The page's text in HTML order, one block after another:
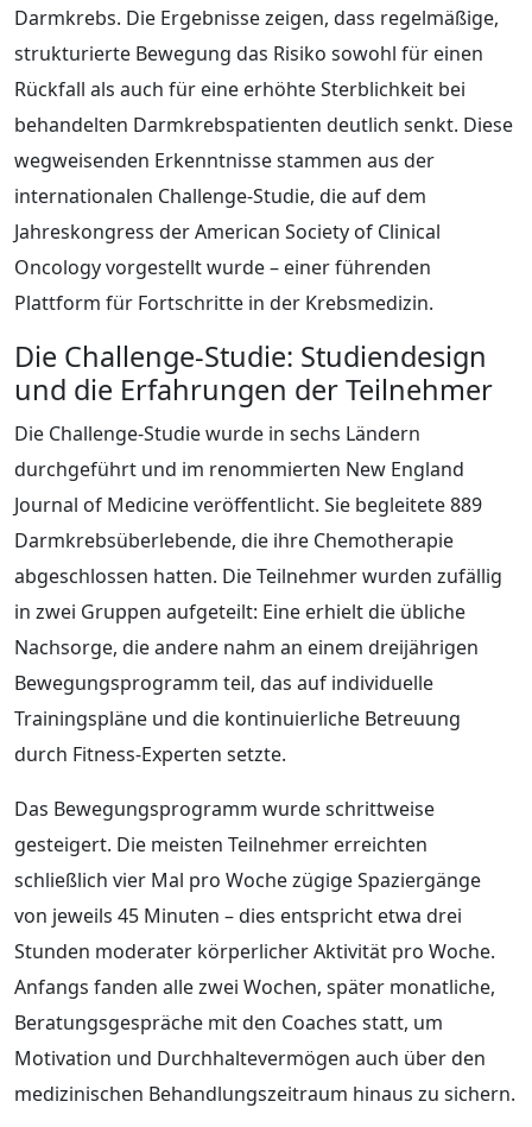
Darmkrebs. Die Ergebnisse zeigen, dass regelmäßige,
strukturierte Bewegung das Risiko sowohl für einen
Rückfall als auch für eine erhöhte Sterblichkeit bei
behandelten Darmkrebspatienten deutlich senkt. Diese
wegweisenden Erkenntnisse stammen aus der
internationalen Challenge-Studie, die auf dem
Jahreskongress der American Society of Clinical
Oncology vorgestellt wurde – einer führenden
Plattform für Fortschritte in der Krebsmedizin.
Die Challenge-Studie: Studiendesign
und die Erfahrungen der Teilnehmer
Die Challenge-Studie wurde in sechs Ländern
durchgeführt und im renommierten New England
Journal of Medicine veröffentlicht. Sie begleitete 889
Darmkrebsüberlebende, die ihre Chemotherapie
abgeschlossen hatten. Die Teilnehmer wurden zufällig
in zwei Gruppen aufgeteilt: Eine erhielt die übliche
Nachsorge, die andere nahm an einem dreijährigen
Bewegungsprogramm teil, das auf individuelle
Trainingspläne und die kontinuierliche Betreuung
durch Fitness-Experten setzte.
Das Bewegungsprogramm wurde schrittweise
gesteigert. Die meisten Teilnehmer erreichten
schließlich vier Mal pro Woche zügige Spaziergänge
von jeweils 45 Minuten – dies entspricht etwa drei
Stunden moderater körperlicher Aktivität pro Woche.
Anfangs fanden alle zwei Wochen, später monatliche,
Beratungsgespräche mit den Coaches statt, um
Motivation und Durchhaltevermögen auch über den
medizinischen Behandlungszeitraum hinaus zu sichern.